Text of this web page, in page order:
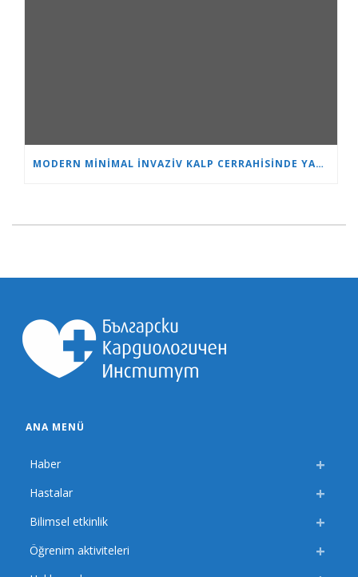
MODERN MINIMAL INVAZIV KALP CERRAHISINDE YAŞ SADECE BIR SAYIDIR
ANA MENÜ
Haber
Hastalar
Bilimsel etkinlik
Öğrenim aktiviteleri